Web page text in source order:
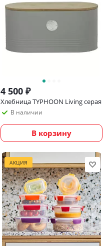
4 500 ₽
Хлебница TYPHOON Living серая
В наличии
В корзину
АКЦИЯ